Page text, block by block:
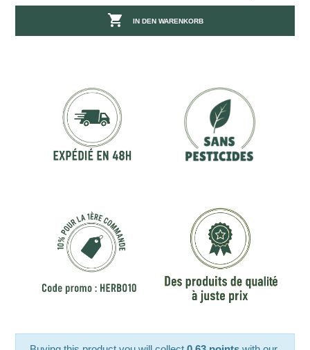
 IN DEN WARENKORB